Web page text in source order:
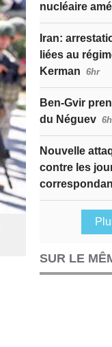
nucléaire
Iran:
liées au
Kerman 6hr
Ben-Gvir
du Néguev
Nouvelle
contre les
SUR LE